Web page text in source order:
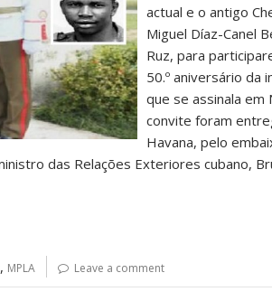
actual e o antigo
Miguel Díaz-Canel
Ruz, para
50.º aniversário da
que se assinala
convite foram
Havana, pelo
das Relações Exteriores cubano,
, MPLA Leave a comment